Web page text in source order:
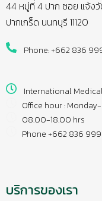
44 หมู่ที่ 4 ปาก ซอย แจ้ง
ปากเกร็ด นนทบุรี 11120
Phone: +662 836
International
Office hour :
08.00-18.00 hrs
Phone +662 836
บริการของเรา